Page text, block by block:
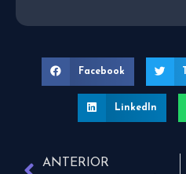
Facebook
LinkedIn
ANTERIOR